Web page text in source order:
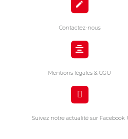
Contactez-nous
Mentions légales & CGU
Suivez notre actualité sur Facebook !